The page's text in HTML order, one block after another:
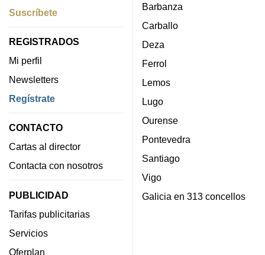
Suscríbete
REGISTRADOS
Mi perfil
Newsletters
Regístrate
CONTACTO
Cartas al director
Contacta con nosotros
PUBLICIDAD
Tarifas publicitarias
Servicios
Oferplan
Barbanza
Carballo
Deza
Ferrol
Lemos
Lugo
Ourense
Pontevedra
Santiago
Vigo
Galicia en 313 concellos